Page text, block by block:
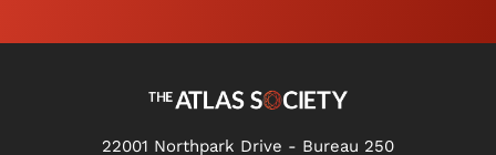
22001 Northpark Drive - Bureau 250